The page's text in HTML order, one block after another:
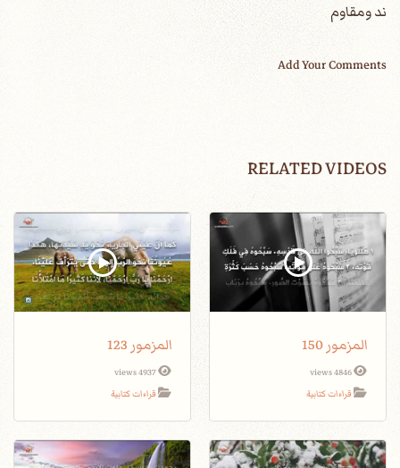
ند ومقاوم
Add Your Comments
RELATED VIDEOS
المزمور 150
4846 views
قراءات كتابية
المزمور 123
4937 views
قراءات كتابية